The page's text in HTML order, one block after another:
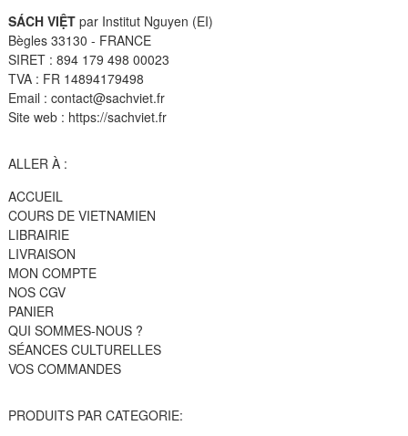
SÁCH VIỆTpar Institut Nguyen (EI)
Bègles 33130 - FRANCE
SIRET : 894 179 498 00023
TVA : FR 14894179498
Email : contact@sachviet.fr
Site web : https://sachviet.fr
ALLER À :
ACCUEIL
COURS DE VIETNAMIEN
LIBRAIRIE
LIVRAISON
MON COMPTE
NOS CGV
PANIER
QUI SOMMES-NOUS ?
SÉANCES CULTURELLES
VOS COMMANDES
PRODUITS PAR CATEGORIE: